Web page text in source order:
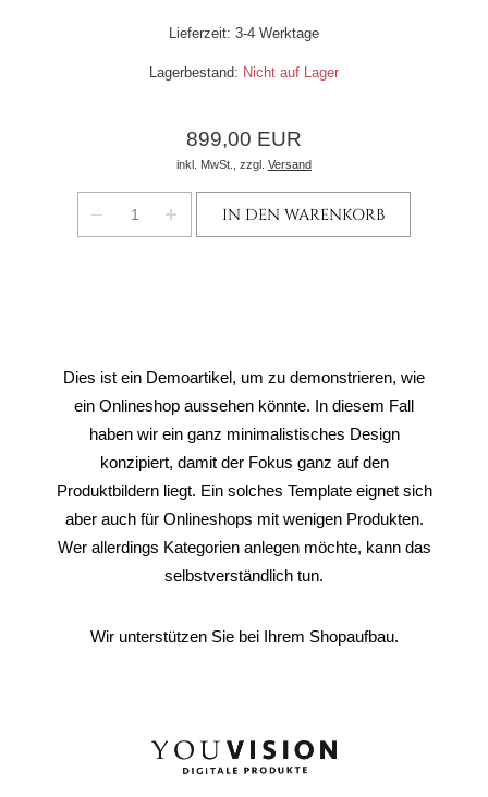
Lieferzeit: 3-4 Werktage
Lagerbestand: Nicht auf Lager
899,00 EUR
inkl. MwSt., zzgl. Versand
IN DEN WARENKORB
Dies ist ein Demoartikel, um zu demonstrieren, wie
ein Onlineshop aussehen könnte. In diesem Fall
haben wir ein ganz minimalistisches Design
konzipiert, damit der Fokus ganz auf den
Produktbildern liegt. Ein solches Template eignet sich
aber auch für Onlineshops mit wenigen Produkten.
Wer allerdings Kategorien anlegen möchte, kann das
selbstverständlich tun.
Wir unterstützen Sie bei Ihrem Shopaufbau.